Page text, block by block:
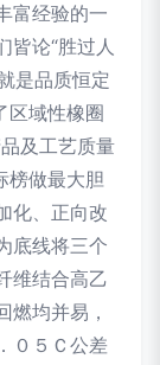
富经验的一
皆论“胜过人
是品质恒定
区域性橡圈
及工艺质量
榜做最大胆
化、正向改
底线将三个
维结合高乙
燃均并易，
０５Ｃ公差